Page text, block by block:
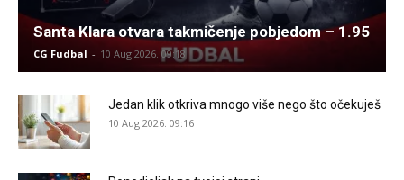
Santa Klara otvara takmičenje pobjedom – 1.95
CG Fudbal - 10 Aug 2026. 09:18
Jedan klik otkriva mnogo više nego što očekuješ
10 Aug 2026. 09:16